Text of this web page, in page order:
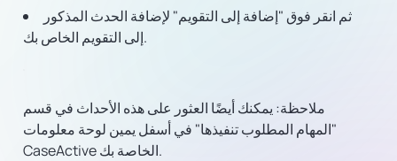
ثم انقر فوق "إضافة إلى التقويم" لإضافة الحدث المذكور
إلى التقويم الخاص بك.
ملاحظة: يمكنك أيضًا العثور على هذه الأحداث في قسم
"المهام المطلوب تنفيذها" في أسفل يمين لوحة معلومات
CaseActive الخاصة بك.